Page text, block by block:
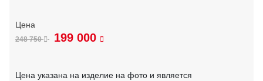
248 750 199 000
Цена указана на изделие на фото и является